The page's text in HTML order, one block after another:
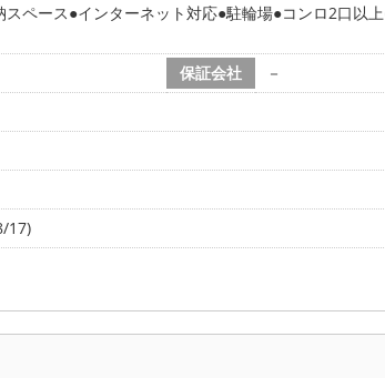
スペース インターネット対応 駐輪場 コンロ2口以上
保証会社
－
17)